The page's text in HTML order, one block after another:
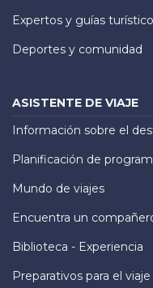
Expertos y guías
Deportes y comunidad
ASISTENTE DE VIAJE
Información sobre el
Planificación de
Mundo de viajes
Encuentra un
Biblioteca - Experiencia
Preparativos para el viaje